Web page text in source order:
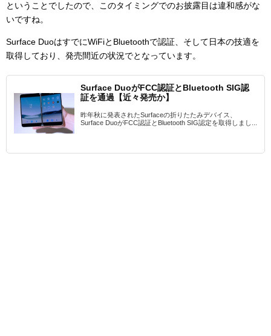
ということでしたので、このタイミングでのお披露目は違和感がな
いですね。
Surface DuoはすでにWiFiとBluetoothで認証、そして日本の技適を
取得しており、発売間近の状況でとなっています。
Surface DuoがFCC認証とBluetooth SIG認
証を通過【近々発売か】
昨年秋に発表されたSurfaceの折りたたみデバイス、
Surface DuoがFCC認証とBluetooth SIG認定を取得しまし...